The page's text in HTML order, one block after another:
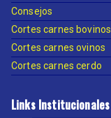
Consejos
Cortes carnes bovinos
Cortes carnes ovinos
Cortes carnes cerdo
Links Institucionales